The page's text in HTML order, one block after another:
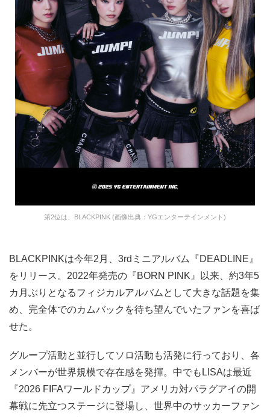
第2位は、BLACKPINK (画像出典：YGエンターテインメント)
BLACKPINKは今年2月、3rdミニアルバム『DEADLINE』
をリリース。2022年発売の『BORN PINK』以来、約3年5
カ月ぶりとなるフィジカルアルバムとして大きな話題を集
め、完全体でのカムバックを待ち望んでいたファンを喜ば
せた。
グループ活動と並行してソロ活動も活発に行っており、各
メンバーが世界規模で存在感を発揮。中でもLISAは最近
『2026 FIFAワールドカップ』アメリカ対パラグアイの開
幕戦に先立つステージに登場し、世界中のサッカーファン